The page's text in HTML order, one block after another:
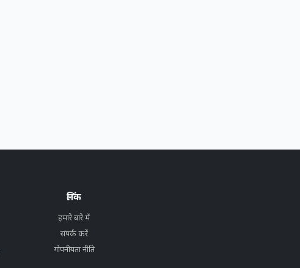
लिंक
हमारे बारे में
संपर्क करें
गोपनीयता नीति